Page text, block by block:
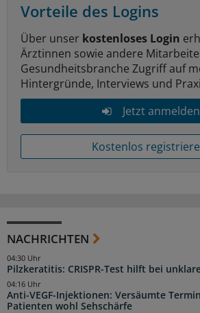
Vorteile des Logins
Über unser kostenloses Login
Ärztinnen sowie andere
Gesundheitsbranche Zugriff auf
Hintergründe, Interviews und
Jetzt
Kostenlos
NACHRICHTEN
Pilzkeratitis: CRISPR-Test hilft bei
04:30 Uhr
Anti-VEGF-Injektionen: Versäumte
Patienten wohl Sehschärfe
04:16 Uhr